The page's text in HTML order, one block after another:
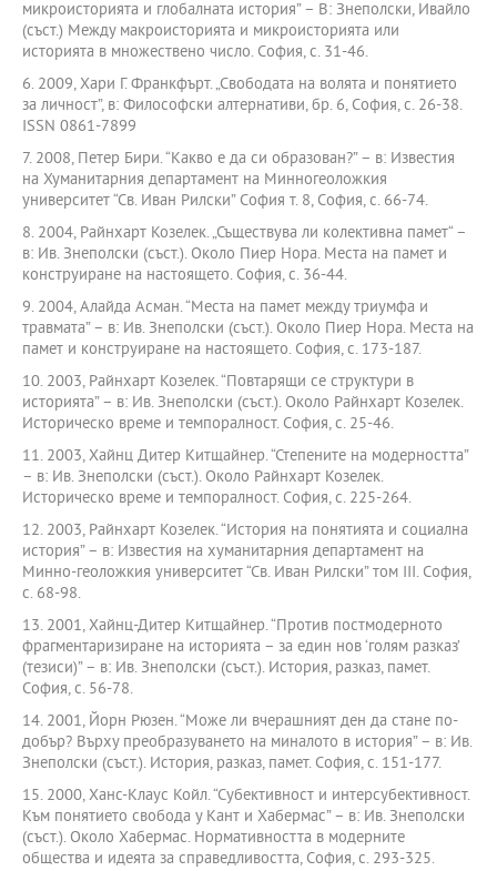
микроисторията и глобалната история” – В: Знеполски, Ивайло
(съст.) Между макроисторията и микроисторията или
историята в множествено число. София, с. 31-46.
6. 2009, Хари Г. Франкфърт. „Свободата на волята и понятието
за личност”, в: Философски алтернативи, бр. 6, София, с. 26-38.
ISSN 0861-7899
7. 2008, Петер Бири. “Какво е да си образован?” – в: Известия
на Хуманитарния департамент на Минногеоложкия
университет “Св. Иван Рилски” София т. 8, София, с. 66-74.
8. 2004, Райнхарт Козелек. „Съществува ли колективна памет“ –
в: Ив. Знеполски (съст.). Около Пиер Нора. Места на памет и
конструиране на настоящето. София, с. 36-44.
9. 2004, Алайда Асман. “Места на памет между триумфа и
травмата” – в: Ив. Знеполски (съст.). Около Пиер Нора. Места на
памет и конструиране на настоящето. София, с. 173-187.
10. 2003, Райнхарт Козелек. “Повтарящи се структури в
историята” – в: Ив. Знеполски (съст.). Около Райнхарт Козелек.
Историческо време и темпоралност. София, с. 25-46.
11. 2003, Хайнц Дитер Китщайнер. “Степените на модерността”
– в: Ив. Знеполски (съст.). Около Райнхарт Козелек.
Историческо време и темпоралност. София, с. 225-264.
12. 2003, Райнхарт Козелек. “История на понятията и социална
история” – в: Известия на хуманитарния департамент на
Минно-геоложкия университет “Св. Иван Рилски” том III. София,
с. 68-98.
13. 2001, Хайнц-Дитер Китщайнер. “Против постмодерното
фрагментаризиране на историята – за един нов ‘голям разказ’
(тезиси)” – в: Ив. Знеполски (съст.). История, разказ, памет.
София, с. 56-78.
14. 2001, Йорн Рюзен. “Може ли вчерашният ден да стане по-
добър? Върху преобразуването на миналото в история” – в: Ив.
Знеполски (съст.). История, разказ, памет. София, с. 151-177.
15. 2000, Ханс-Клаус Койл. “Субективност и интерсубективност.
Към понятието свобода у Кант и Хабермас” – в: Ив. Знеполски
(съст.). Около Хабермас. Нормативността в модерните
общества и идеята за справедливостта, София, с. 293-325.